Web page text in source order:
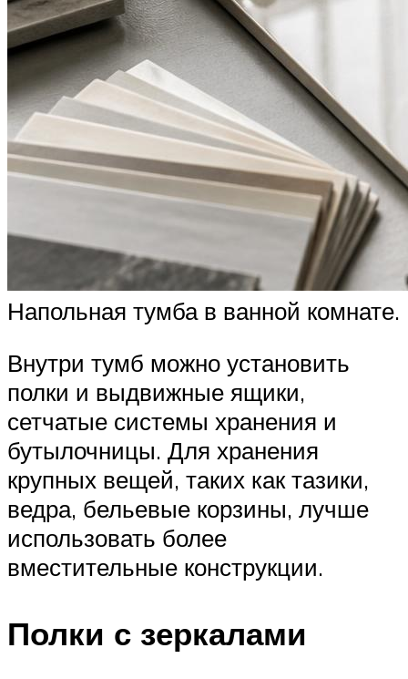
Напольная тумба в ванной комнате.
Внутри тумб можно установить
полки и выдвижные ящики,
сетчатые системы хранения и
бутылочницы. Для хранения
крупных вещей, таких как тазики,
ведра, бельевые корзины, лучше
использовать более
вместительные конструкции.
Полки с зеркалами